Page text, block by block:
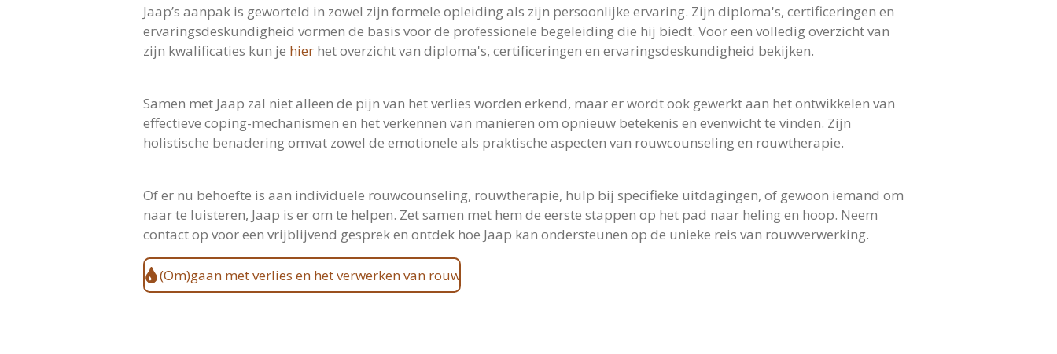
Jaap’s aanpak is geworteld in zowel zijn formele opleiding als zijn persoonlijke ervaring. Zijn diploma's, certificeringen en
ervaringsdeskundigheid vormen de basis voor de professionele begeleiding die hij biedt. Voor een volledig overzicht van
zijn kwalificaties kun je hier het overzicht van diploma's, certificeringen en ervaringsdeskundigheid bekijken.
Samen met Jaap zal niet alleen de pijn van het verlies worden erkend, maar er wordt ook gewerkt aan het ontwikkelen van
effectieve coping-mechanismen en het verkennen van manieren om opnieuw betekenis en evenwicht te vinden. Zijn
holistische benadering omvat zowel de emotionele als praktische aspecten van rouwcounseling en rouwtherapie.
Of er nu behoefte is aan individuele rouwcounseling, rouwtherapie, hulp bij specifieke uitdagingen, of gewoon iemand om
naar te luisteren, Jaap is er om te helpen. Zet samen met hem de eerste stappen op het pad naar heling en hoop. Neem
contact op voor een vrijblijvend gesprek en ontdek hoe Jaap kan ondersteunen op de unieke reis van rouwverwerking.
(Om)gaan met verlies en het verwerken van rouw